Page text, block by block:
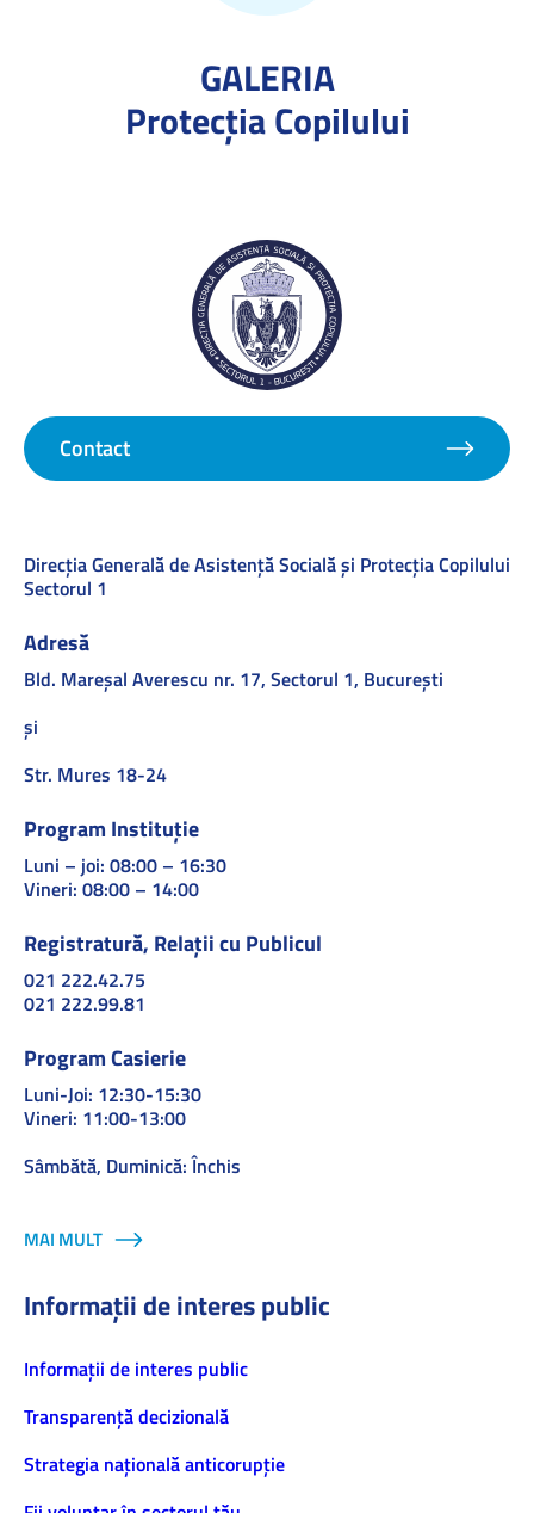
GALERIA
Protecţia Copilului
Contact
Direcţia Generală de Asistenţă Socială şi Protecţia Copilului
Sectorul 1
Adresă
Bld. Mareşal Averescu nr. 17, Sectorul 1, Bucureşti
și
Str. Mures 18-24
Program Instituție
Luni – joi: 08:00 – 16:30
Vineri: 08:00 – 14:00
Registratură, Relații cu Publicul
021 222.42.75
021 222.99.81
Program Casierie
Luni-Joi: 12:30-15:30
Vineri: 11:00-13:00
Sâmbătă, Duminică: Închis
MAI MULT
Informații de interes public
Informaţii de interes public
Transparență decizională
Strategia națională anticorupție